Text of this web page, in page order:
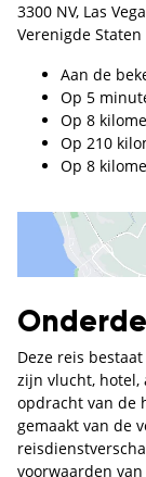
3300 NV, Las
Verenigde Staten
Aan de
Op 5
Op 8
Op 210
Op 8
Deze reis
zijn vlucht, hotel,
opdracht van de
gemaakt van de
voorwaarden